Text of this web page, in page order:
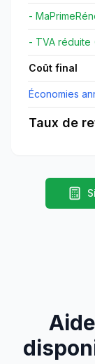
-
- TVA réduite
Coût final
Économies
Taux de